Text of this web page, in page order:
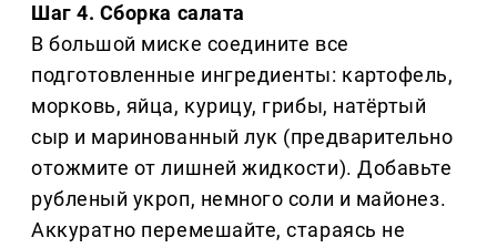
Шаг 4. Сборка салата
В большой миске соедините все
подготовленные ингредиенты: картофель,
морковь, яйца, курицу, грибы, натёртый
сыр и маринованный лук (предварительно
отожмите от лишней жидкости). Добавьте
рубленый укроп, немного соли и майонез.
Аккуратно перемешайте, стараясь не